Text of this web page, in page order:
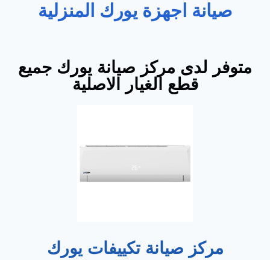
صيانة اجهزة يورك المنزلية
متوفر لدى مركز صيانة يورك جميع
قطع الغيار الاصلية
مركز صيانة تكييفات يورك